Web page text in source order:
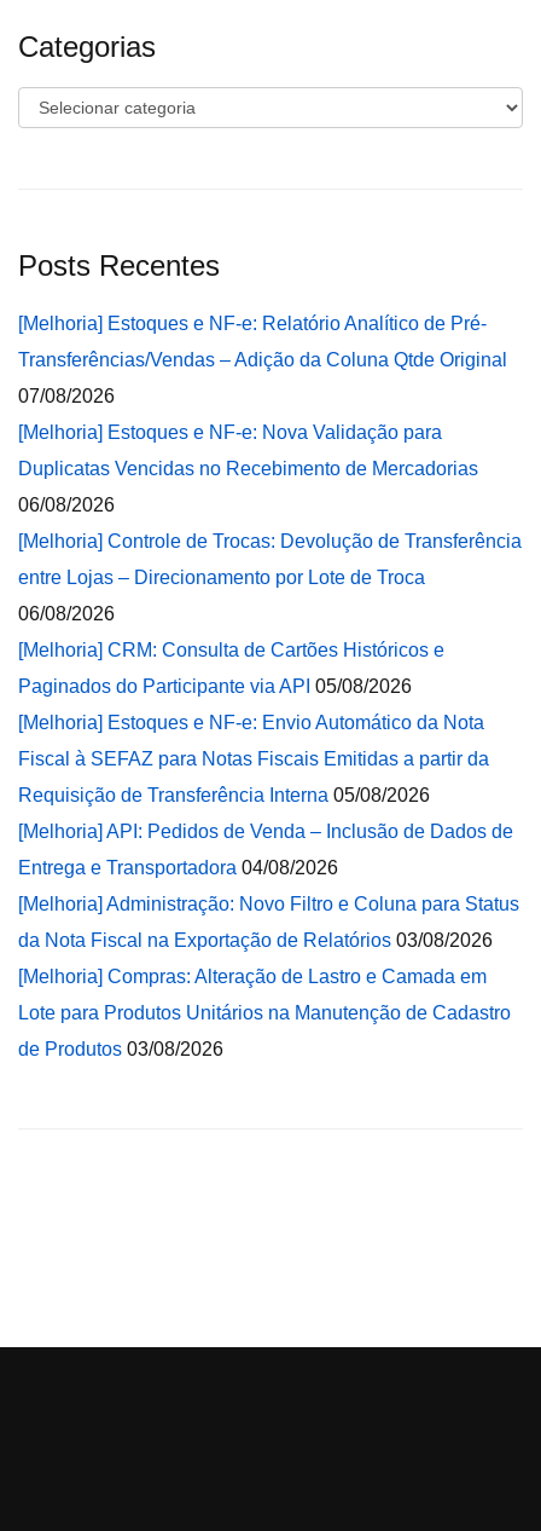
Categorias
Categorias
Posts Recentes
[Melhoria] Estoques e NF-e: Relatório Analítico de Pré-
Transferências/Vendas – Adição da Coluna Qtde Original
07/08/2026
[Melhoria] Estoques e NF-e: Nova Validação para
Duplicatas Vencidas no Recebimento de Mercadorias
06/08/2026
[Melhoria] Controle de Trocas: Devolução de Transferência
entre Lojas – Direcionamento por Lote de Troca
06/08/2026
[Melhoria] CRM: Consulta de Cartões Históricos e
Paginados do Participante via API 05/08/2026
[Melhoria] Estoques e NF-e: Envio Automático da Nota
Fiscal à SEFAZ para Notas Fiscais Emitidas a partir da
Requisição de Transferência Interna 05/08/2026
[Melhoria] API: Pedidos de Venda – Inclusão de Dados de
Entrega e Transportadora 04/08/2026
[Melhoria] Administração: Novo Filtro e Coluna para Status
da Nota Fiscal na Exportação de Relatórios 03/08/2026
[Melhoria] Compras: Alteração de Lastro e Camada em
Lote para Produtos Unitários na Manutenção de Cadastro
de Produtos 03/08/2026